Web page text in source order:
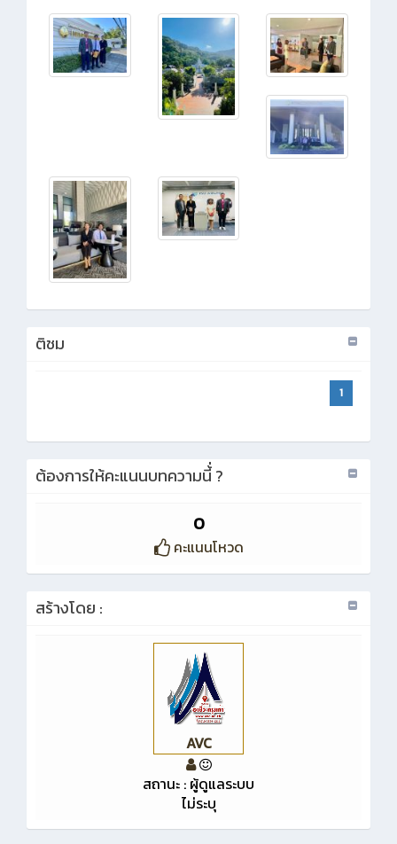
ติชม
1
ต้องการให้คะแนนบทความนี้่ ?
0
คะแนนโหวด
สร้างโดย :
AVC
สถานะ : ผู้ดูแลระบบ
ไม่ระบุ